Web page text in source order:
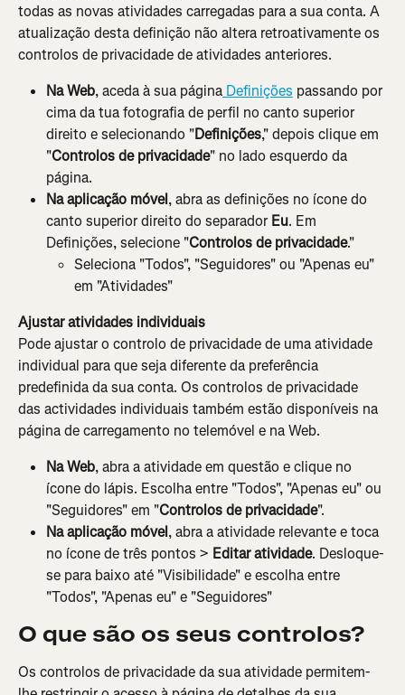
todas as novas atividades carregadas para a sua conta. A
atualização desta definição não altera retroativamente os
controlos de privacidade de atividades anteriores.
Na Web, aceda à sua página Definições passando por
cima da tua fotografia de perfil no canto superior
direito e selecionando "Definições," depois clique em
"Controlos de privacidade" no lado esquerdo da
página.
Na aplicação móvel, abra as definições no ícone do
canto superior direito do separador Eu. Em
Definições, selecione "Controlos de privacidade."
Seleciona "Todos", "Seguidores" ou "Apenas eu"
em "Atividades"
Ajustar atividades individuais
Pode ajustar o controlo de privacidade de uma atividade
individual para que seja diferente da preferência
predefinida da sua conta. Os controlos de privacidade
das actividades individuais também estão disponíveis na
página de carregamento no telemóvel e na Web.
Na Web, abra a atividade em questão e clique no
ícone do lápis. Escolha entre "Todos", "Apenas eu" ou
"Seguidores" em "Controlos de privacidade".
Na aplicação móvel, abra a atividade relevante e toca
no ícone de três pontos > Editar atividade. Desloque-
se para baixo até "Visibilidade" e escolha entre
"Todos", "Apenas eu" e "Seguidores"
O que são os seus controlos?
Os controlos de privacidade da sua atividade permitem-